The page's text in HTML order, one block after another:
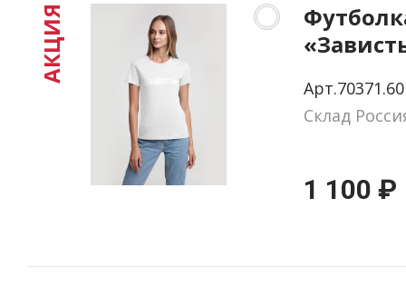
Склад
1 100 ₽
АКЦИЯ